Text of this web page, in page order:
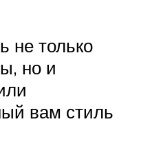
не только
но и
вам стиль